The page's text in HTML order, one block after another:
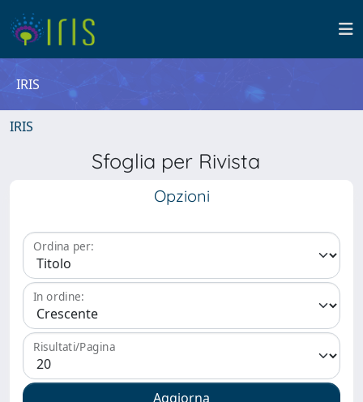
IRIS
IRIS
Sfoglia per Rivista
Opzioni
Ordina per:
In ordine:
Risultati/Pagina